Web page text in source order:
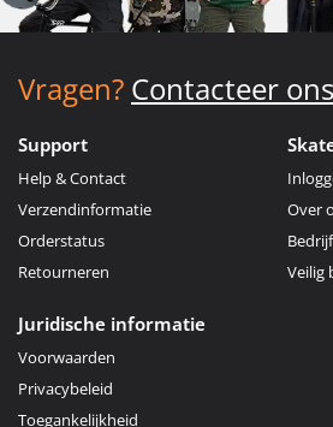
Vragen? Contacteer ons
Support
Help & Contact
Verzendinformatie
Orderstatus
Retourneren
Over
Veilig
Juridische informatie
Voorwaarden
Privacybeleid
Toegankelijkheid